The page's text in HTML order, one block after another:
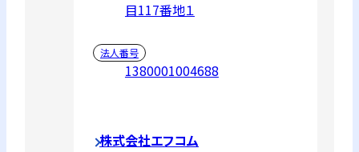
目117番地１
法人番号
1380001004688
株式会社エフコム